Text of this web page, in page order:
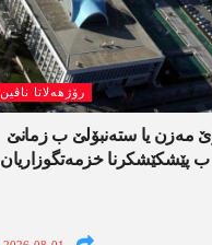
رۆژھەلاتا ناڤین
مەزن یا ستەنبۆلێ ب زمانێ
خزمەتگوزاریان